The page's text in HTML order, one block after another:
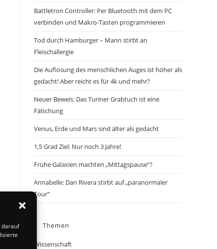
darauf
Battletron Controller: Per Bluetooth mit dem PC
verbinden und Makro-Tasten programmieren
Tod durch Hamburger – Mann stirbt an
Fleischallergie
Die Auflösung des menschlichen Auges ist höher als
gedacht! Aber reicht es für 4k und mehr?
Neuer Beweis: Das Turiner Grabtuch ist eine
Fälschung
Venus, Erde und Mars sind älter als gedacht
1,5 Grad Ziel: Nur noch 3 Jahre!
Frühe Galaxien machten „Mittagspause“?
Annabelle: Dan Rivera stirbt auf „paranormaler
Tour“
Themen
Wissenschaft